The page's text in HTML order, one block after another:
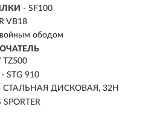
- SF100
VB18
ободом
TZ500
- STG 910
СТАЛЬНАЯ ДИСКОВАЯ, 32H
SPORTER